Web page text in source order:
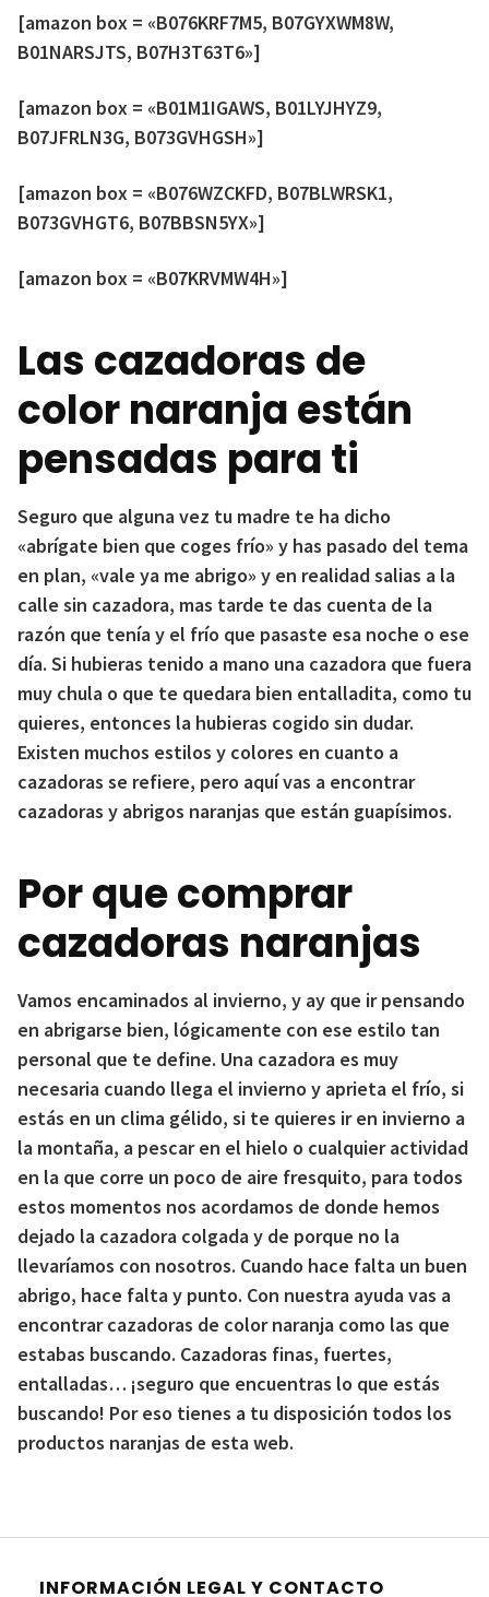
[amazon box = «B076KRF7M5, B07GYXWM8W,
B01NARSJTS, B07H3T63T6»]
[amazon box = «B01M1IGAWS, B01LYJHYZ9,
B07JFRLN3G, B073GVHGSH»]
[amazon box = «B076WZCKFD, B07BLWRSK1,
B073GVHGT6, B07BBSN5YX»]
[amazon box = «B07KRVMW4H»]
Las cazadoras de
color naranja están
pensadas para ti
Seguro que alguna vez tu madre te ha dicho
«abrígate bien que coges frío» y has pasado del tema
en plan, «vale ya me abrigo» y en realidad salias a la
calle sin cazadora, mas tarde te das cuenta de la
razón que tenía y el frío que pasaste esa noche o ese
día. Si hubieras tenido a mano una cazadora que fuera
muy chula o que te quedara bien entalladita, como tu
quieres, entonces la hubieras cogido sin dudar.
Existen muchos estilos y colores en cuanto a
cazadoras se refiere, pero aquí vas a encontrar
cazadoras y abrigos naranjas que están guapísimos.
Por que comprar
cazadoras naranjas
Vamos encaminados al invierno, y ay que ir pensando
en abrigarse bien, lógicamente con ese estilo tan
personal que te define. Una cazadora es muy
necesaria cuando llega el invierno y aprieta el frío, si
estás en un clima gélido, si te quieres ir en invierno a
la montaña, a pescar en el hielo o cualquier actividad
en la que corre un poco de aire fresquito, para todos
estos momentos nos acordamos de donde hemos
dejado la cazadora colgada y de porque no la
llevaríamos con nosotros. Cuando hace falta un buen
abrigo, hace falta y punto. Con nuestra ayuda vas a
encontrar cazadoras de color naranja como las que
estabas buscando. Cazadoras finas, fuertes,
entalladas… ¡seguro que encuentras lo que estás
buscando! Por eso tienes a tu disposición todos los
productos naranjas de esta web.
INFORMACIÓN LEGAL Y CONTACTO